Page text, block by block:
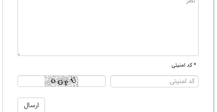
* کد امنیتی